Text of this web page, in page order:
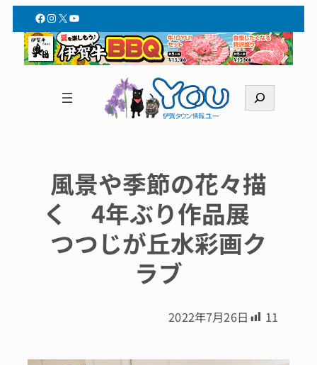
Facebook
Instagram
X YouTube
索
風景や季節の花々描
く 4年ぶり作品展
つつじが丘水彩画ク
ラブ
2022年7月26日 11